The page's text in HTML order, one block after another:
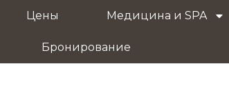
Цены Медицина и SPA
Бронирование